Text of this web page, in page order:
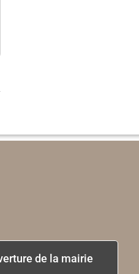
de la mairie